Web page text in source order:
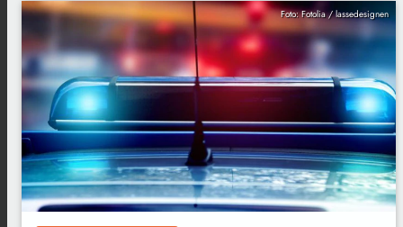
Foto: Fotolia / lassedesignen